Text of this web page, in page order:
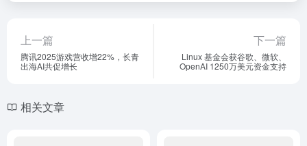
上一篇
腾讯2025游戏营收增22%，长青
出海AI共促增长
下一篇
Linux 基金会获谷歌、微软、
OpenAI 1250万美元资金支持
相关文章